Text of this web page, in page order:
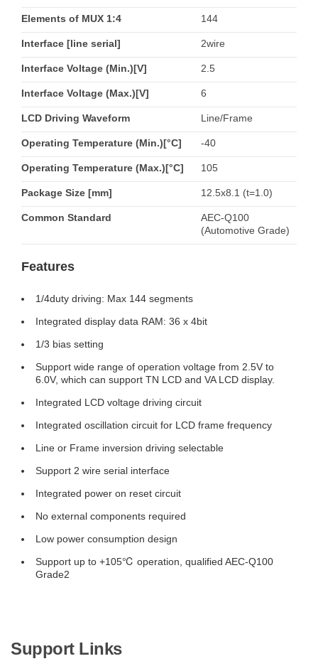
Elements of MUX 1:4 144
Interface [line serial] 2wire
Interface Voltage (Min.)[V] 2.5
Interface Voltage (Max.)[V] 6
LCD Driving Waveform Line/Frame
Operating Temperature (Min.)[°C] -40
Operating Temperature (Max.)[°C] 105
Package Size [mm] 12.5x8.1 (t=1.0)
Common Standard
AEC-Q100
(Automotive Grade)
Features
1/4duty driving: Max 144 segments
Integrated display data RAM: 36 x 4bit
1/3 bias setting
Support wide range of operation voltage from 2.5V to
6.0V, which can support TN LCD and VA LCD display.
Integrated LCD voltage driving circuit
Integrated oscillation circuit for LCD frame frequency
Line or Frame inversion driving selectable
Support 2 wire serial interface
Integrated power on reset circuit
No external components required
Low power consumption design
Support up to +105℃ operation, qualified AEC-Q100
Grade2
Support Links